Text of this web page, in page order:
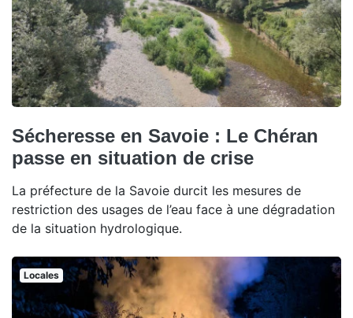
Sécheresse en Savoie : Le Chéran
passe en situation de crise
La préfecture de la Savoie durcit les mesures de
restriction des usages de l’eau face à une dégradation
de la situation hydrologique.
Locales